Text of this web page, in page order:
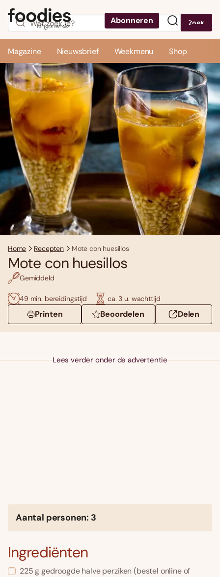
Abonneren Zoek
Magazine Nieuwsbrief Weekmenu Shop
Home Recepten Mote con huesillos
Mote con huesillos
Gemiddeld
49 min. bereidingstijd ca. 3 u. wachttijd
Printen Beoordelen Delen
Lees verder onder de advertentie
Aantal personen: 3
Ingrediënten
225 g gedroogde halve perziken (bestel online of